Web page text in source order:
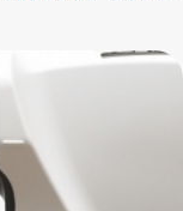
問題與生活型態息息
人的傷害，讓病人與
我健康管理，使病人
部、喉嚨疾病困擾的
業傷害」。
離輻射的一種，會造
的皮膚和眼睛，只要
傷害。在海灘或是雪
皮膚和眼睛表面曝露
、眼睛疼痛或畏光、